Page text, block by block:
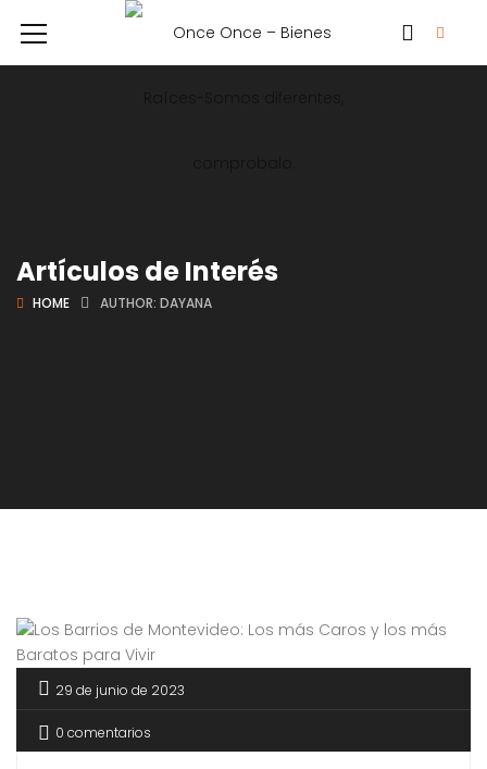
Artículos de Interés
HOME AUTHOR: DAYANA
29 de junio de 2023
0 comentarios